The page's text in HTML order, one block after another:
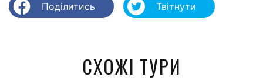
Поділитись Твітнути
СХОЖІ ТУРИ